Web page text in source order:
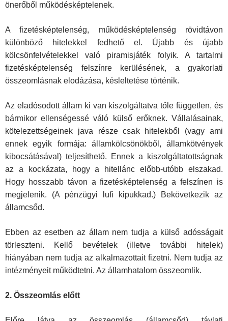
önerőből működésképtelenek.
A fizetésképtelenség, működésképtelenség rövidtávon
különböző hite­lekkel fedhető el. Újabb és újabb
kölcsönfelvételekkel való piramisjáték folyik. A tartalmi
fizetésképtelenség felszínre kerülésének, a gyakorlati
összeomlásnak elodázása, késleltetése történik.
Az eladósodott állam ki van kiszolgáltatva tőle független, és
bármikor ellenségessé váló külső erőknek. Vállalásainak,
kötelezettségeinek java része csak hitelekből (vagy ami
ennek egyik formája: államkölcsönökből, államkötvények
kibocsátásával) teljesíthető. Ennek a kiszolgáltatottság­nak
az a kockázata, hogy a hitellánc előbb-utóbb elszakad.
Hogy hosszabb távon a fizetésképtelenség a felszínen is
megjelenik. (A pénzügyi lufi kipukkad.) Bekövetkezik az
államcsőd.
Ebben az esetben az állam nem tudja a külső adósságait
törleszteni. Kellő bevételek (illetve további hitelek)
hiányában nem tudja az alkalma­zottait fizetni. Nem tudja az
intézményeit működtetni. Az államhatalom összeomlik.
2. Összeomlás előtt